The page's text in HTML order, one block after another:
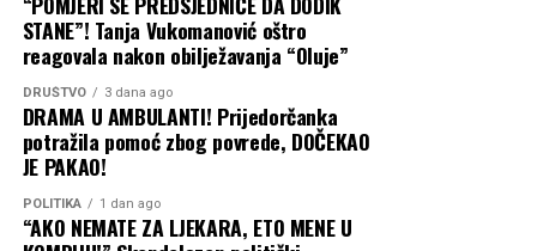
STANE”! Tanja Vukomanović oštro
reagovala nakon obilježavanja “Oluje”
DRUŠTVO 3 dana ago
DRAMA U AMBULANTI! Prijedorčanka
potražila pomoć zbog povrede, DOČEKAO
JE PAKAO!
POLITIKA 1 dan ago
“AKO NEMATE ZA LJEKARA, ETO MENE U